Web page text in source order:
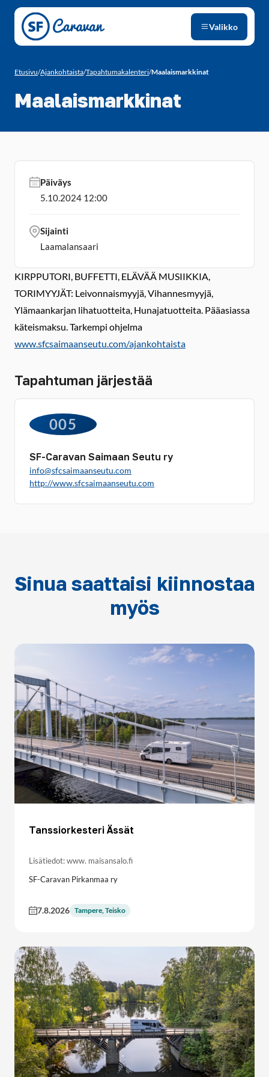
Siirry sivun sisältöön
Valikko
Etusivu/Ajankohtaista/Tapahtumakalenteri/Maalaismarkkinat
Maalaismarkkinat
KIRPPUTORI, BUFFETTI, ELÄVÄÄ MUSIIKKIA,
TORIMYYJÄT: Leivonnaismyyjä, Vihannesmyyjä,
Ylämaankarjan lihatuotteita, Hunajatuotteita. Pääasiassa
käteismaksu. Tarkempi ohjelma
www.sfcsaimaanseutu.com/ajankohtaista
Tapahtuman järjestää
005
SF-Caravan Saimaan Seutu ry
info@sfcsaimaanseutu.com
http://www.sfcsaimaanseutu.com
Päiväys
5.10.2024 12:00
Sijainti
Laamalansaari
Sinua saattaisi kiinnostaa
myös
Tanssiorkesteri Ässät
Lisätiedot: www. maisansalo.fi
SF-Caravan Pirkanmaa ry
7.8.2026 Tampere, Teisko